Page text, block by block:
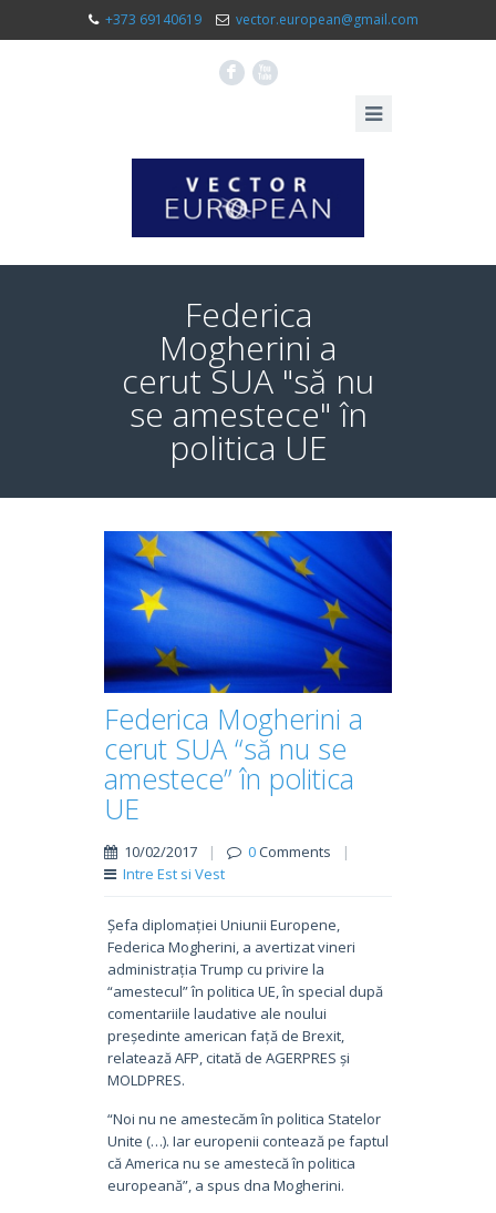
+373 69140619 vector.european@gmail.com
F X
Federica
Mogherini a
cerut SUA "să nu
se amestece" în
politica UE
Federica Mogherini a
cerut SUA “să nu se
amestece” în politica
UE
10/02/2017 | 0Comments
|
Intre Est si Vest
Șefa diplomației Uniunii Europene,
Federica Mogherini, a avertizat vineri
administrația Trump cu privire la
“amestecul” în politica UE, în special după
comentariile laudative ale noului
președinte american față de Brexit,
relatează AFP, citată de AGERPRES și
MOLDPRES.
“Noi nu ne amestecăm în politica Statelor
Unite (…). Iar europenii contează pe faptul
că America nu se amestecă în politica
europeană”, a spus dna Mogherini.